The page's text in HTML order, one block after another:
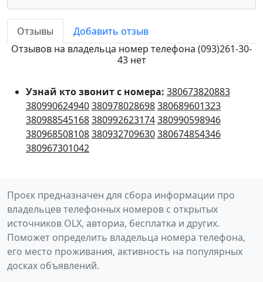
Отзывы
Добавить отзыв
Отзывов на владельца номер телефона (093)261-30-
43 нет
Узнай кто звонит с номера: 380673820883
380990624940380978028698380689601323
380988545168380992623174380990598946
380968508108380932709630380674854346
380967301042
Проєк предназначен для сбора информации про
владельцев телефонных номеров с открытых
источников OLX, авториа, бесплатка и других.
Поможет определить владельца номера телефона,
его место проживания, активность на популярных
досках объявлений.